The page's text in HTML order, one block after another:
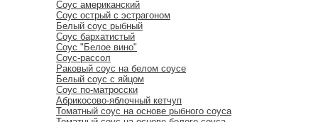
Соус американский
Соус острый с эстрагоном
Белый соус рыбный
Соус бархатистый
Соус "Белое вино"
Соус-рассол
Раковый соус на белом соусе
Белый соус с яйцом
Соус по-матросски
Абрикосово-яблочный кетчуп
Томатный соус на основе рыбного соуса